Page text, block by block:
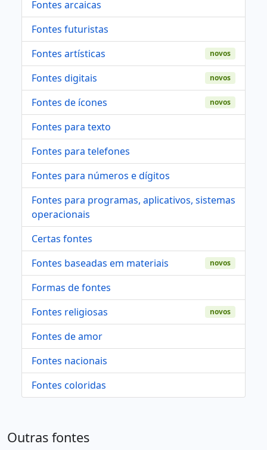
Fontes arcaicas
Fontes futuristas
Fontes artísticas
novos
Fontes digitais novos
Fontes de ícones novos
Fontes para texto
Fontes para telefones
Fontes para números e dígitos
Fontes para programas, aplicativos, sistemas
operacionais
Certas fontes
Fontes baseadas em materiais
novos
Formas de fontes
Fontes religiosas
novos
Fontes de amor
Fontes nacionais
Fontes coloridas
Outras fontes